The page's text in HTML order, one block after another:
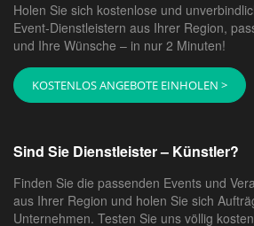
Holen Sie sich kostenlose und
Event-Dienstleistern aus Ihrer Region,
und Ihre Wünsche – in nur 2 Minuten!
KOSTENLOS ANGEBOTE EINHOLEN >
Sind Sie Dienstleister – Künstler?
Finden Sie die passenden Events und
aus Ihrer Region und holen Sie sich
Unternehmen. Testen Sie uns völlig